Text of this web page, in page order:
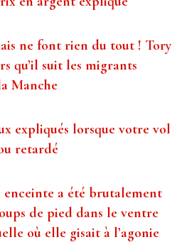
ne font rien du tout ! Tory
qu’il suit les migrants
Manche
expliqués lorsque votre vol
retardé
enceinte a été brutalement
de pied dans le ventre
où elle gisait à l’agonie